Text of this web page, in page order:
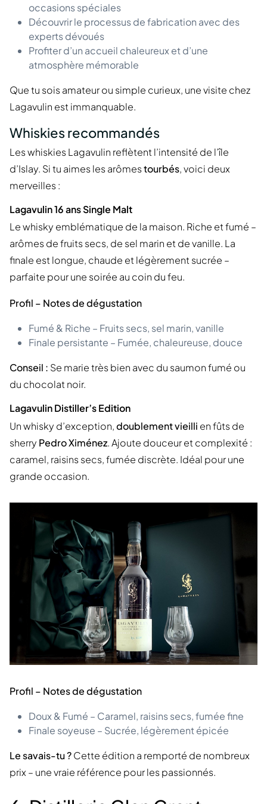
occasions spéciales
Découvrir le processus de fabrication avec des
experts dévoués
Profiter d’un accueil chaleureux et d’une
atmosphère mémorable
Que tu sois amateur ou simple curieux, une visite chez
Lagavulin est immanquable.
Whiskies recommandés
Les whiskies Lagavulin reflètent l’intensité de l’île
d’Islay. Si tu aimes les arômestourbés, voici deux
merveilles :
Lagavulin 16 ans Single Malt
Le whisky emblématique de la maison. Riche et fumé –
arômes de fruits secs, de sel marin et de vanille. La
finale est longue, chaude et légèrement sucrée –
parfaite pour une soirée au coin du feu.
Profil – Notes de dégustation
Fumé & Riche – Fruits secs, sel marin, vanille
Finale persistante – Fumée, chaleureuse, douce
Conseil : Se marie très bien avec du saumon fumé ou
du chocolat noir.
Lagavulin Distiller’s Edition
Un whisky d’exception,doublement vieilli en fûts de
sherry Pedro Ximénez. Ajoute douceur et complexité :
caramel, raisins secs, fumée discrète. Idéal pour une
grande occasion.
Profil – Notes de dégustation
Doux & Fumé – Caramel, raisins secs, fumée fine
Finale soyeuse – Sucrée, légèrement épicée
Le savais-tu ?Cette édition a remporté de nombreux
prix – une vraie référence pour les passionnés.